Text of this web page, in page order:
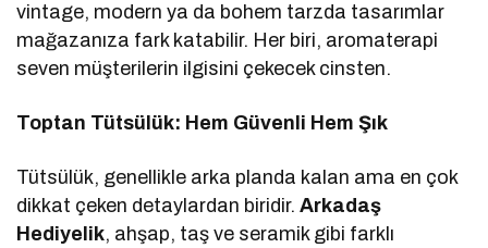
vintage, modern ya da bohem tarzda tasarımlar
mağazanıza fark katabilir. Her biri, aromaterapi
seven müşterilerin ilgisini çekecek cinsten.
Toptan Tütsülük: Hem Güvenli Hem Şık
Tütsülük, genellikle arka planda kalan ama en çok
dikkat çeken detaylardan biridir.Arkadaş
Hediyelik, ahşap, taş ve seramik gibi farklı